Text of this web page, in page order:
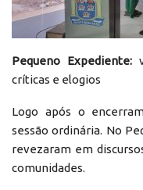
Pequeno Expediente:
críticas e elogios
Logo após o
sessão ordinária. No
revezaram em
comunidades.